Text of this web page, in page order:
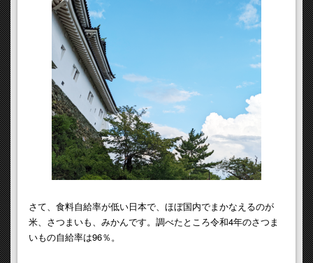
さて、食料自給率が低い日本で、ほぼ国内でまかなえるのが
米、さつまいも、みかんです。調べたところ令和4年のさつま
いもの自給率は96％。